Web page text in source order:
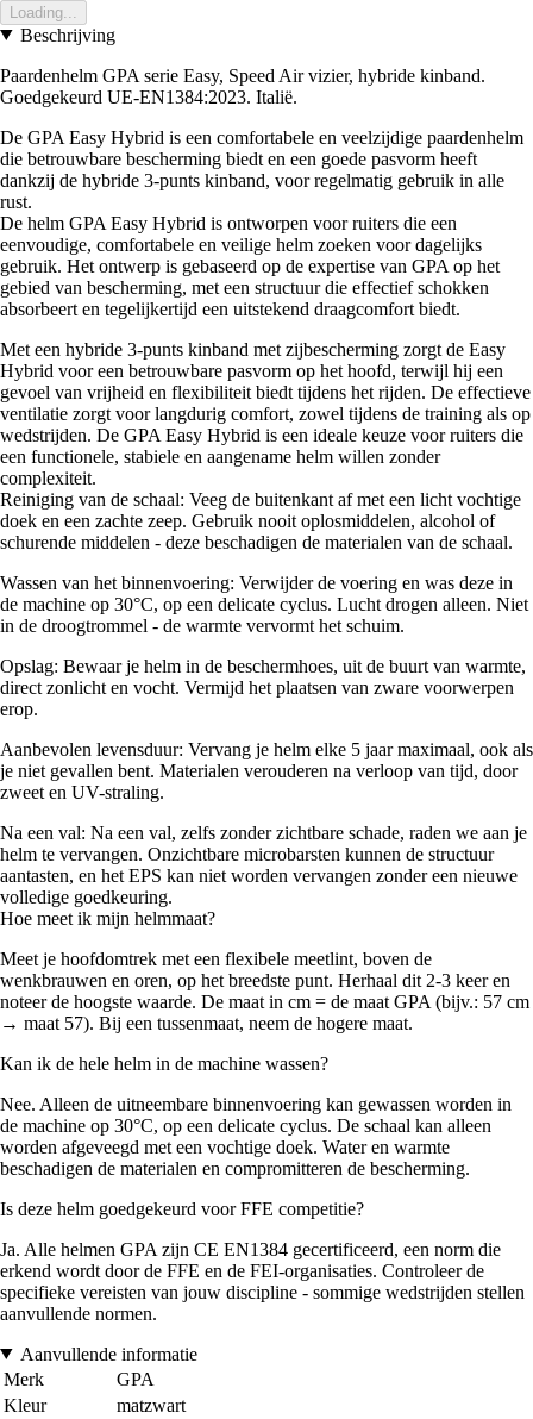
Loading...
Beschrijving
Paardenhelm GPA serie Easy, Speed Air vizier, hybride kinband.
Goedgekeurd UE-EN1384:2023. Italië.
De GPA Easy Hybrid is een comfortabele en veelzijdige paardenhelm
die betrouwbare bescherming biedt en een goede pasvorm heeft
dankzij de hybride 3-punts kinband, voor regelmatig gebruik in alle
rust.
De helm GPA Easy Hybrid is ontworpen voor ruiters die een
eenvoudige, comfortabele en veilige helm zoeken voor dagelijks
gebruik. Het ontwerp is gebaseerd op de expertise van GPA op het
gebied van bescherming, met een structuur die effectief schokken
absorbeert en tegelijkertijd een uitstekend draagcomfort biedt.
Met een hybride 3-punts kinband met zijbescherming zorgt de Easy
Hybrid voor een betrouwbare pasvorm op het hoofd, terwijl hij een
gevoel van vrijheid en flexibiliteit biedt tijdens het rijden. De effectieve
ventilatie zorgt voor langdurig comfort, zowel tijdens de training als op
wedstrijden. De GPA Easy Hybrid is een ideale keuze voor ruiters die
een functionele, stabiele en aangename helm willen zonder
complexiteit.
Reiniging van de schaal: Veeg de buitenkant af met een licht vochtige
doek en een zachte zeep. Gebruik nooit oplosmiddelen, alcohol of
schurende middelen - deze beschadigen de materialen van de schaal.
Wassen van het binnenvoering: Verwijder de voering en was deze in
de machine op 30°C, op een delicate cyclus. Lucht drogen alleen. Niet
in de droogtrommel - de warmte vervormt het schuim.
Opslag: Bewaar je helm in de beschermhoes, uit de buurt van warmte,
direct zonlicht en vocht. Vermijd het plaatsen van zware voorwerpen
erop.
Aanbevolen levensduur: Vervang je helm elke 5 jaar maximaal, ook als
je niet gevallen bent. Materialen verouderen na verloop van tijd, door
zweet en UV-straling.
Na een val: Na een val, zelfs zonder zichtbare schade, raden we aan je
helm te vervangen. Onzichtbare microbarsten kunnen de structuur
aantasten, en het EPS kan niet worden vervangen zonder een nieuwe
volledige goedkeuring.
Hoe meet ik mijn helmmaat?
Meet je hoofdomtrek met een flexibele meetlint, boven de
wenkbrauwen en oren, op het breedste punt. Herhaal dit 2-3 keer en
noteer de hoogste waarde. De maat in cm = de maat GPA (bijv.: 57 cm
→ maat 57). Bij een tussenmaat, neem de hogere maat.
Kan ik de hele helm in de machine wassen?
Nee. Alleen de uitneembare binnenvoering kan gewassen worden in
de machine op 30°C, op een delicate cyclus. De schaal kan alleen
worden afgeveegd met een vochtige doek. Water en warmte
beschadigen de materialen en compromitteren de bescherming.
Is deze helm goedgekeurd voor FFE competitie?
Ja. Alle helmen GPA zijn CE EN1384 gecertificeerd, een norm die
erkend wordt door de FFE en de FEI-organisaties. Controleer de
specifieke vereisten van jouw discipline - sommige wedstrijden stellen
aanvullende normen.
Aanvullende informatie
Merk
GPA
Kleur
matzwart